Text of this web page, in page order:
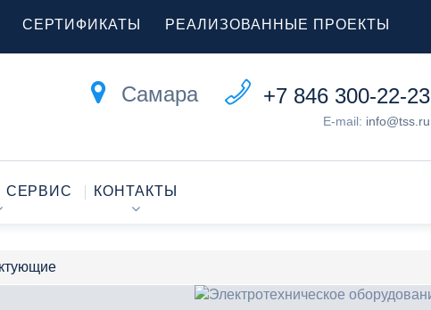
СЕРТИФИКАТЫ РЕАЛИЗОВАННЫЕ ПРОЕКТЫ
+7 846 300-22-23
E-mail: info@tss.ru
Самара
СЕРВИС КОНТАКТЫ